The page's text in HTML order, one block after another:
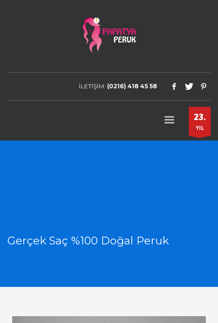
İLETİŞİM: (0216) 418 45 58
23.
YIL
Gerçek Saç %100 Doğal Peruk